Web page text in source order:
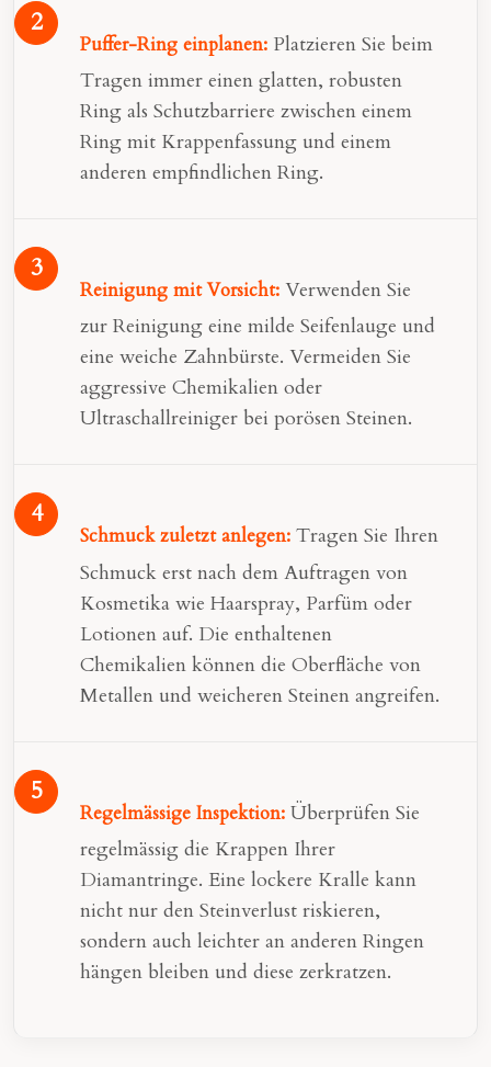
Puffer-Ring einplanen: Platzieren Sie beim
Tragen immer einen glatten, robusten
Ring als Schutzbarriere zwischen einem
Ring mit Krappenfassung und einem
anderen empfindlichen Ring.
Reinigung mit Vorsicht: Verwenden Sie
zur Reinigung eine milde Seifenlauge und
eine weiche Zahnbürste. Vermeiden Sie
aggressive Chemikalien oder
Ultraschallreiniger bei porösen Steinen.
Schmuck zuletzt anlegen: Tragen Sie Ihren
Schmuck erst nach dem Auftragen von
Kosmetika wie Haarspray, Parfüm oder
Lotionen auf. Die enthaltenen
Chemikalien können die Oberfläche von
Metallen und weicheren Steinen angreifen.
Regelmässige Inspektion: Überprüfen Sie
regelmässig die Krappen Ihrer
Diamantringe. Eine lockere Kralle kann
nicht nur den Steinverlust riskieren,
sondern auch leichter an anderen Ringen
hängen bleiben und diese zerkratzen.